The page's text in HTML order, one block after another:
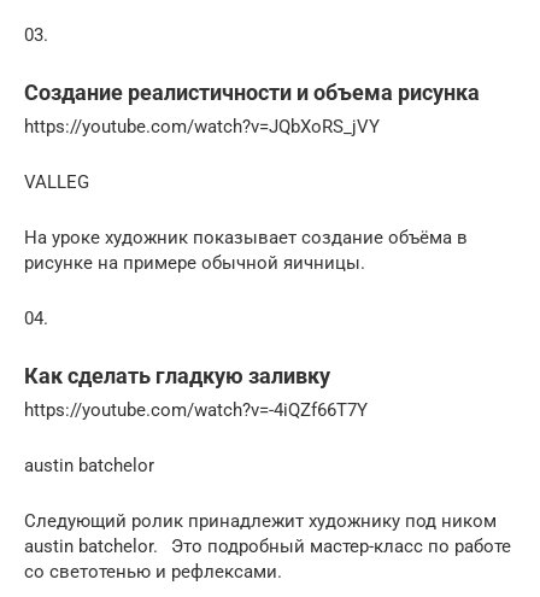
03.
Создание реалистичности и объема рисунка
https://youtube.com/watch?v=JQbXoRS_jVY
VALLEG
На уроке художник показывает создание объёма в
рисунке на примере обычной яичницы.
04.
Как сделать гладкую заливку
https://youtube.com/watch?v=-4iQZf66T7Y
austin batchelor
Следующий ролик принадлежит художнику под ником
austin batchelor.⠀Это подробный мастер-класс по работе
со светотенью и рефлексами.